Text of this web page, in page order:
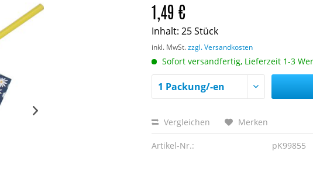
1,49 €
Inhalt:25 Stück
inkl. MwSt.zzgl. Versandkosten
Sofort versandfertig, Lieferzeit 1-3
Vergleichen Merken
Artikel-Nr.: pK99855